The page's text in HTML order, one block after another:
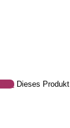
Dieses